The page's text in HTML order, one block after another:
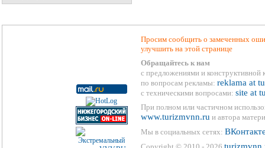
Просим сообщить о замеченных
улучшить на этой странице
Обращайтесь к нам
с предложениями и конструктивной
по вопросам рекламы: reklama at
с техническими вопросами: site at
При полном или частичном
www.turizmvnn.ru и автора
Мы в социальных сетях: